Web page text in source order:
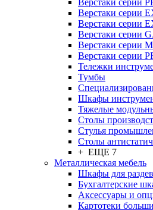
Верстаки серии
Верстаки серии
Верстаки серии
Верстаки серии
Верстаки серии
Верстаки серии
Тележки
Тумбы
Шкафы
Тяжелые
Столы
Стулья
Столы
+ ЕЩЕ 7
Металлическая мебель
Шкафы для
Бухгалтерские
Аксессуары и
Картотеки